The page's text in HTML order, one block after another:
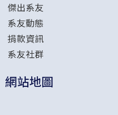
傑出系友
系友動態
捐款資訊
系友社群
網站地圖